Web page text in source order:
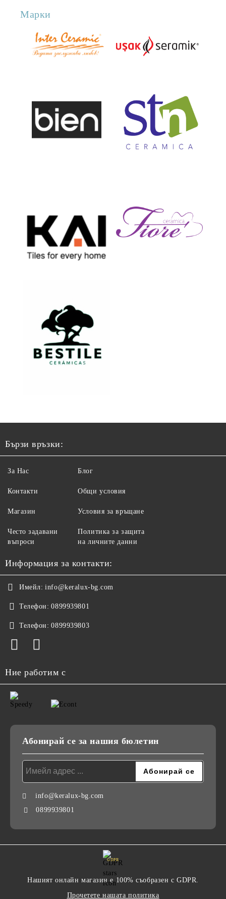
Марки
Бързи връзки:
За Нас
Контакти
Магазин
Често задавани
въпроси
Блог
Общи условия
Условия за връщане
Политика за защита
на личните данни
Информация за контакти:
Имейл: info@keralux-bg.com
Телефон: 0899939801
Телефон: 0899939803
Ние работим с
Абонирай се за нашия бюлетин
info@keralux-bg.com
0899939801
GDPR
Нашият онлайн магазин е 100% съобразен с GDPR.
Прочетете нашата политика